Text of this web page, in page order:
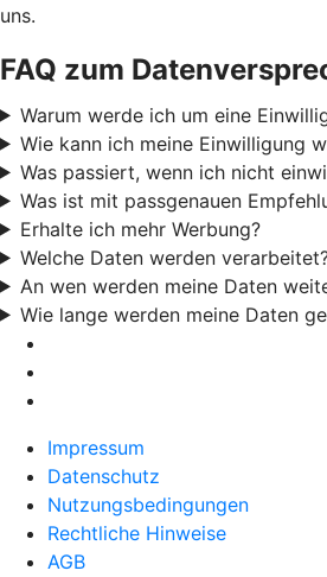
uns.
FAQ zum
Warum werde ich um eine
Wie kann ich meine Einwilligung
Was passiert, wenn ich nicht
Was ist mit passgenauen
Erhalte ich mehr Werbung?
Welche Daten werden
An wen werden meine Daten
Wie lange werden meine Daten
Impressum
Datenschutz
Nutzungsbedingungen
Rechtliche Hinweise
AGB